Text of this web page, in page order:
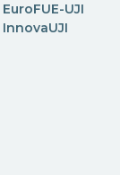
EuroFUE-UJI
InnovaUJI